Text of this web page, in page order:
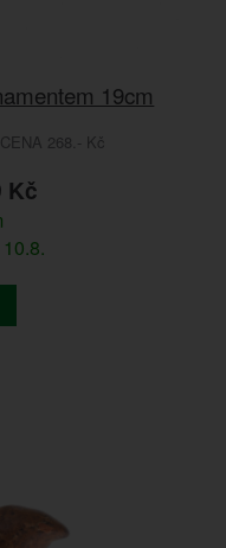
19cm
268.- Kč
Kč